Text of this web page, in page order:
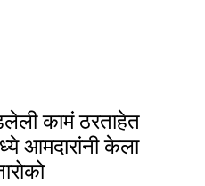
कामं ठरताहेत
आमदारांनी केला